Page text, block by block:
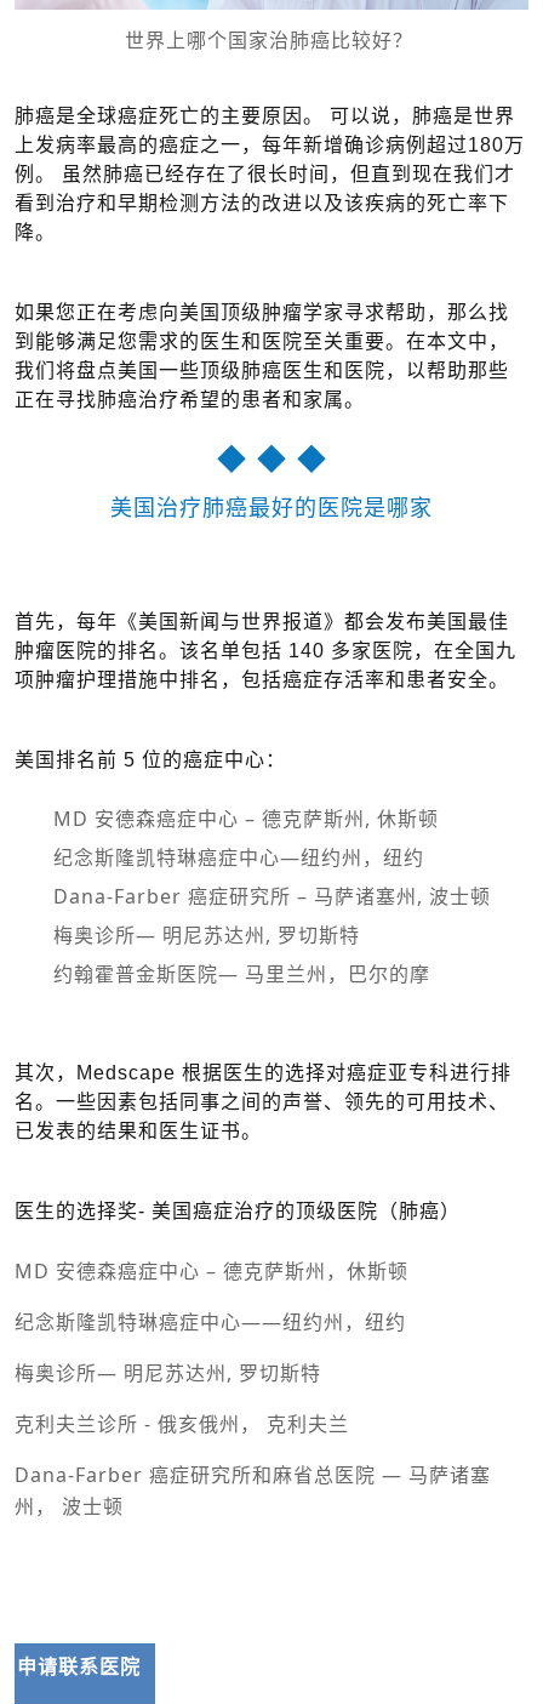
世界上哪个国家治肺癌比较好？
肺癌是全球癌症死亡的主要原因。 可以说，肺癌是世界
上发病率最高的癌症之一，每年新增确诊病例超过180万
例。 虽然肺癌已经存在了很长时间，但直到现在我们才
看到治疗和早期检测方法的改进以及该疾病的死亡率下
降。
如果您正在考虑向美国顶级肿瘤学家寻求帮助，那么找
到能够满足您需求的医生和医院至关重要。在本文中，
我们将盘点美国一些顶级肺癌医生和医院，以帮助那些
正在寻找肺癌治疗希望的患者和家属。
◆ ◆ ◆
美国治疗肺癌最好的医院是哪家
首先，每年《美国新闻与世界报道》都会发布美国最佳
肿瘤医院的排名。该名单包括 140 多家医院，在全国九
项肿瘤护理措施中排名，包括癌症存活率和患者安全。
美国排名前 5 位的癌症中心：
MD 安德森癌症中心 – 德克萨斯州, 休斯顿
纪念斯隆凯特琳癌症中心—纽约州，纽约
Dana-Farber 癌症研究所 – 马萨诸塞州, 波士顿
梅奥诊所— 明尼苏达州, 罗切斯特
约翰霍普金斯医院— 马里兰州，巴尔的摩
其次，Medscape 根据医生的选择对癌症亚专科进行排
名。一些因素包括同事之间的声誉、领先的可用技术、
已发表的结果和医生证书。
医生的选择奖- 美国癌症治疗的顶级医院（肺癌）
MD 安德森癌症中心 – 德克萨斯州，休斯顿
纪念斯隆凯特琳癌症中心——纽约州，纽约
梅奥诊所— 明尼苏达州, 罗切斯特
克利夫兰诊所 - 俄亥俄州， 克利夫兰
Dana-Farber 癌症研究所和麻省总医院 — 马萨诸塞
州， 波士顿
申请联系 医院